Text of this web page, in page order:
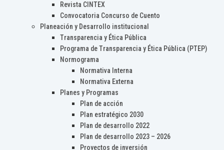
Revista CINTEX
Convocatoria Concurso de Cuento
Planeación y Desarrollo institucional
Transparencia y Ética Pública
Programa de Transparencia y Ética Pública (PTEP)
Normograma
Normativa Interna
Normativa Externa
Planes y Programas
Plan de acción
Plan estratégico 2030
Plan de desarrollo 2022
Plan de desarrollo 2023 – 2026
Proyectos de inversión